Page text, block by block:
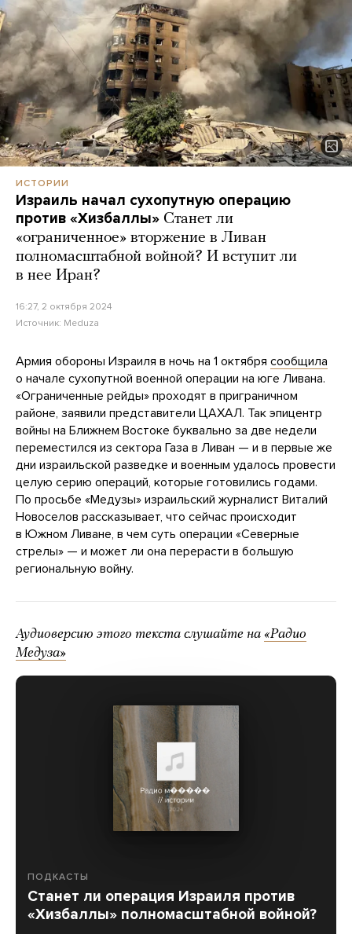
ИСТОРИИ
Израиль начал сухопутную операцию
против «Хизбаллы» Станет ли
«ограниченное» вторжение в Ливан
полномасштабной войной? И вступит ли
в нее Иран?
16:27, 2 октября 2024
Источник: Meduza
Армия обороны Израиля в ночь на 1 октября сообщила
о начале сухопутной военной операции на юге Ливана.
«Ограниченные рейды» проходят в приграничном
районе, заявили представители ЦАХАЛ. Так эпицентр
войны на Ближнем Востоке буквально за две недели
переместился из сектора Газа в Ливан — и в первые же
дни израильской разведке и военным удалось провести
целую серию операций, которые готовились годами.
По просьбе «Медузы» израильский журналист Виталий
Новоселов рассказывает, что сейчас происходит
в Южном Ливане, в чем суть операции «Северные
стрелы» — и может ли она перерасти в большую
региональную войну.
Аудиоверсию этого текста слушайте на «Радио
Медуза»
ПОДКАСТЫ
Станет ли операция Израиля против
«Хизбаллы» полномасштабной войной?